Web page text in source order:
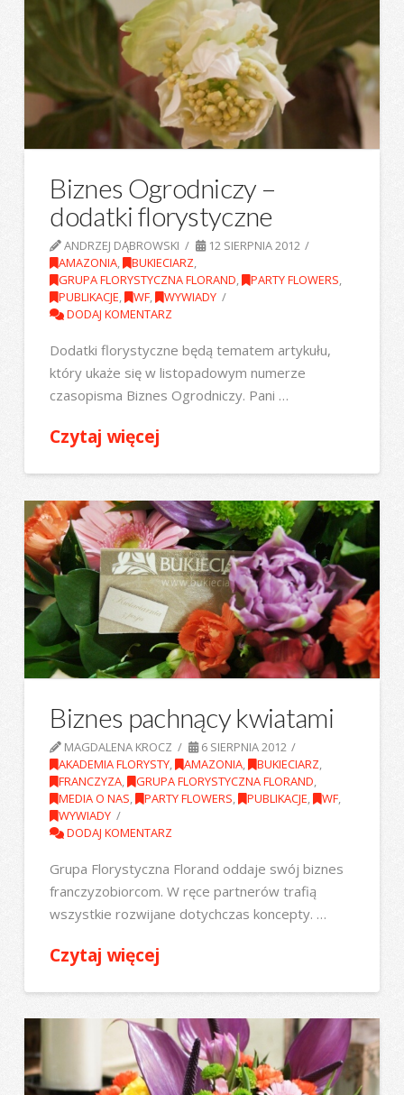
Biznes Ogrodniczy –
dodatki florystyczne
ANDRZEJ DĄBROWSKI
12 SIERPNIA 2012
AMAZONIA, BUKIECIARZ,
GRUPA FLORYSTYCZNA FLORAND, PARTY FLOWERS,
PUBLIKACJE, WF, WYWIADY
DODAJ KOMENTARZ
Dodatki florystyczne będą tematem artykułu,
który ukaże się w listopadowym numerze
czasopisma Biznes Ogrodniczy. Pani …
Czytaj więcej
Biznes pachnący kwiatami
MAGDALENA KROCZ
6 SIERPNIA 2012
AKADEMIA FLORYSTY, AMAZONIA, BUKIECIARZ,
FRANCZYZA, GRUPA FLORYSTYCZNA FLORAND,
MEDIA O NAS, PARTY FLOWERS, PUBLIKACJE, WF,
WYWIADY
DODAJ KOMENTARZ
Grupa Florystyczna Florand oddaje swój biznes
franczyzobiorcom. W ręce partnerów trafią
wszystkie rozwijane dotychczas koncepty. …
Czytaj więcej